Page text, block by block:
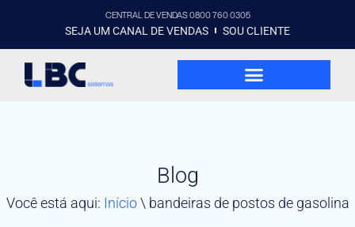
CENTRAL DE VENDAS 0800 760 0305
SEJA UM CANAL DE VENDAS SOU CLIENTE
Blog
Você está aqui: Início\ bandeiras de postos de gasolina